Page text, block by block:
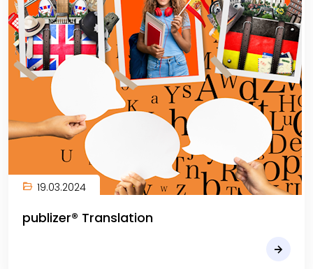
19.03.2024
publizer® Translation